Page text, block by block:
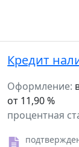
Кредит
Оформление:
от 11,90 %
процентная